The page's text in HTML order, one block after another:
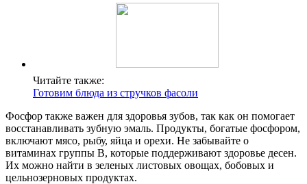
Читайте также:
Готовим блюда из стручков фасоли
Фосфор также важен для здоровья зубов, так как он помогает
восстанавливать зубную эмаль. Продукты, богатые фосфором,
включают мясо, рыбу, яйца и орехи. Не забывайте о
витаминах группы B, которые поддерживают здоровье десен.
Их можно найти в зеленых листовых овощах, бобовых и
цельнозерновых продуктах.